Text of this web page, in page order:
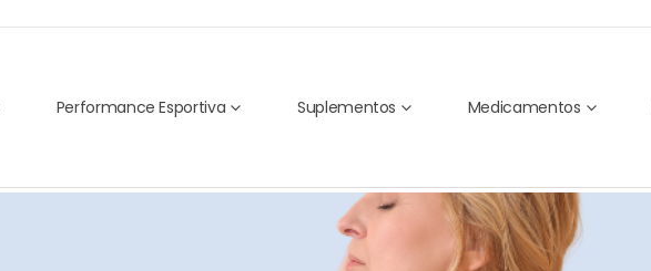
Performance Esportiva Suplementos Medicamentos